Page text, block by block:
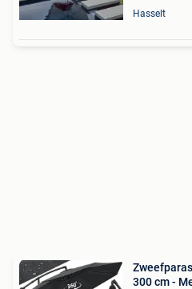
Hasselt
300 cm -